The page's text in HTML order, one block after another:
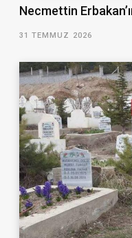
Necmettin
31 TEMMUZ 2026